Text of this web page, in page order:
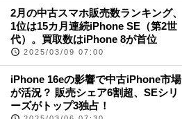
2月の中古スマホ販売数ランキング、
1位は15カ月連続iPhone SE（第2世
代）。買取数はiPhone 8が首位
2025/03/09 07:00
iPhone 16eの影響で中古iPhone市場
が活況？ 販売シェア6割超、SEシリ
ーズがトップ3独占！